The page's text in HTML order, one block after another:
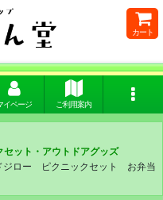
カート
イページ ご利用案内
ット・アウトドアグッズ
ジロー ピクニックセット お弁当